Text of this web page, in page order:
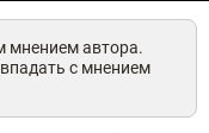
мнением автора.
с мнением